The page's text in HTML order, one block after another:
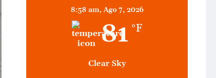
8:58 am, Ago 7, 2026
81 °F
Clear Sky